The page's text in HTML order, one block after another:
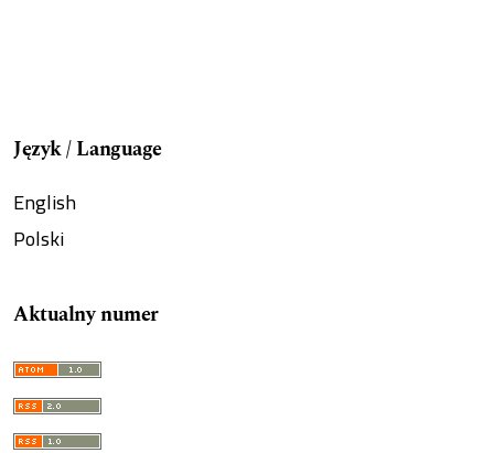
Język / Language
English
Polski
Aktualny numer